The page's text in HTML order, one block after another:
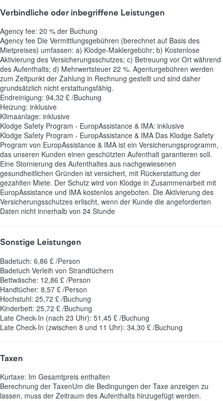
Verbindliche oder inbegriffene Leistungen
Agency fee: 20 % der Buchung
Agency fee Die Vermittlungsgebühren (berechnet auf Basis des
Mietpreises) umfassen: a) Klodge-Maklergebühr; b) Kostenlose
Aktivierung des Versicherungsschutzes; c) Betreuung vor Ort während
des Aufenthalts; d) Mehrwertsteuer 22 %. Agenturgebühren werden
zum Zeitpunkt der Zahlung in Rechnung gestellt und sind daher
grundsätzlich nicht erstattungsfähig.
Endreinigung: 94,32 £ /Buchung
Heizung: inklusive
Klimaanlage: inklusive
Klodge Safety Program - EuropAssistance & IMA: inklusive
Klodge Safety Program - EuropAssistance & IMA Das Klodge Safety
Program von EuropAssistance & IMA ist ein Versicherungsprogramm,
das unseren Kunden einen geschützten Aufenthalt garantieren soll.
Eine Stornierung des Aufenthaltes aus nachgewiesenen
gesundheitlichen Gründen ist versichert, mit Rückerstattung der
gezahlten Miete. Der Schutz wird von Klodge in Zusammenarbeit mit
EuropAssistance und IMA kostenlos angeboten. Die Aktivierung des
Versicherungsschutzes erlischt, wenn der Kunde die angeforderten
Daten nicht innerhalb von 24 Stunde
Sonstige Leistungen
Badetuch: 6,86 £ /Person
Badetuch Verleih von Strandtüchern
Bettwäsche: 12,86 £ /Person
Handtücher: 8,57 £ /Person
Hochstuhl: 25,72 £ /Buchung
Kinderbett: 25,72 £ /Buchung
Late Check-In (nach 23 Uhr): 51,45 £ /Buchung
Late Check-In (zwischen 8 und 11 Uhr): 34,30 £ /Buchung
Taxen
Kurtaxe: Im Gesamtpreis enthalten
Berechnung der TaxenUm die Bedingungen der Taxe anzeigen zu
lassen, muss der Zeitraum des Aufenthalts hinzugefügt werden.